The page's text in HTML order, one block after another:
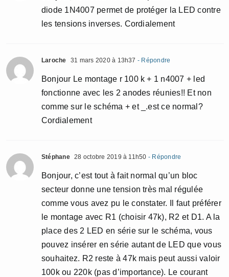
diode 1N4007 permet de protéger la LED contre
les tensions inverses. Cordialement
Laroche 31 mars 2020 à 13h37 - Répondre
Bonjour Le montage r 100 k + 1 n4007 + led
fonctionne avec les 2 anodes réunies!! Et non
comme sur le schéma + et _.est ce normal?
Cordialement
Stéphane 28 octobre 2019 à 11h50 - Répondre
Bonjour, c’est tout à fait normal qu’un bloc
secteur donne une tension très mal régulée
comme vous avez pu le constater. Il faut préférer
le montage avec R1 (choisir 47k), R2 et D1. A la
place des 2 LED en série sur le schéma, vous
pouvez insérer en série autant de LED que vous
souhaitez. R2 reste à 47k mais peut aussi valoir
100k ou 220k (pas d’importance). Le courant